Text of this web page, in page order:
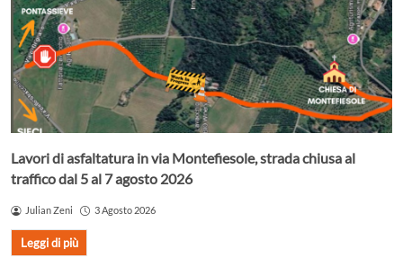
Lavori di asfaltatura in via Montefiesole, strada chiusa al
traffico dal 5 al 7 agosto 2026
Julian Zeni 3 Agosto 2026
Leggi di più